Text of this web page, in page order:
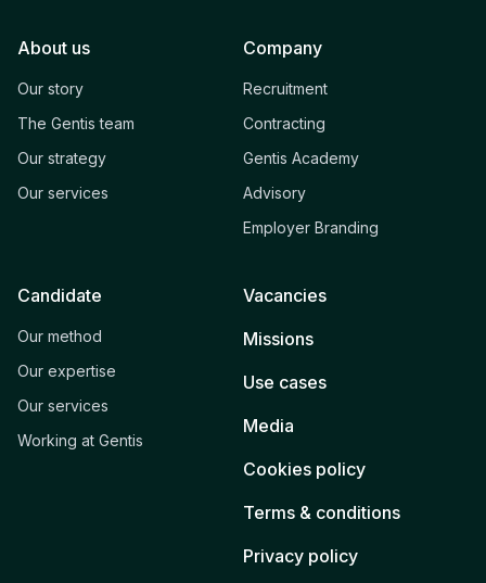
About us
Our story
The Gentis team
Our strategy
Our services
Company
Recruitment
Contracting
Gentis Academy
Advisory
Employer Branding
Candidate
Our method
Our expertise
Our services
Working at Gentis
Vacancies
Missions
Use cases
Media
Cookies policy
Terms & conditions
Privacy policy